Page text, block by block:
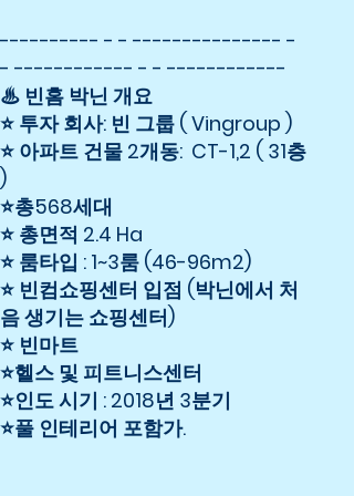
---------- - - --------------- -
- ------------ - - ------------
♨ 빈홈 박닌 개요
⭐ 투자 회사: 빈 그룹 ( Vingroup )
⭐ 아파트 건물 2개동: CT-1,2 ( 31층
)
⭐총568세대
⭐ 총면적 2.4 Ha
⭐ 룸타입 : 1~3룸 (46-96m2)
⭐ 빈컴쇼핑센터 입점 (박닌에서 처
음 생기는 쇼핑센터)
⭐ 빈마트
⭐헬스 및 피트니스센터
⭐인도 시기 : 2018년 3분기
⭐풀 인테리어 포함가.